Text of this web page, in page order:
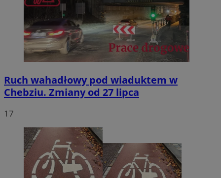
Ruch wahadłowy pod wiaduktem w
Chebziu. Zmiany od 27 lipca
17